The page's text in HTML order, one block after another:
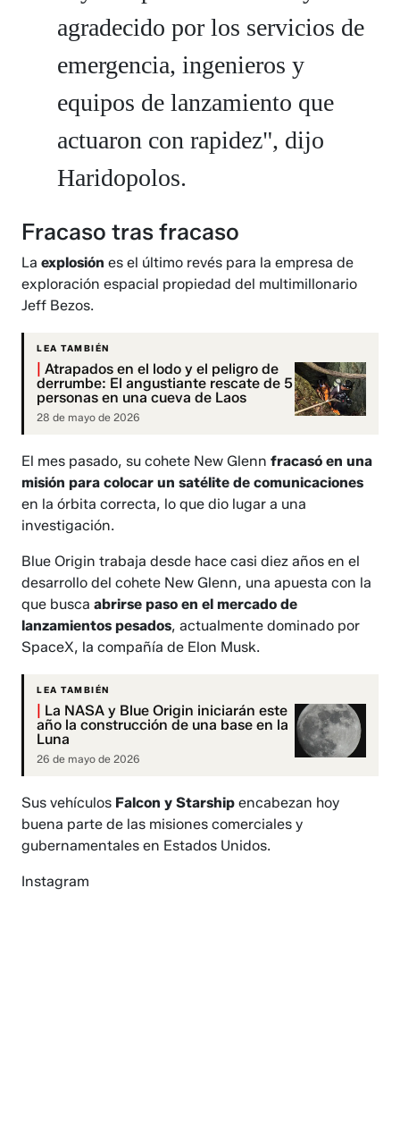
agradecido por los servicios de
emergencia, ingenieros y
equipos de lanzamiento que
actuaron con rapidez", dijo
Haridopolos.
Fracaso tras fracaso
Laexplosiónes el último revés para la empresa de
exploración espacial propiedad del multimillonario
Jeff Bezos.
LEA TAMBIÉN
Atrapados en el lodo y el peligro de
derrumbe: El angustiante rescate de 5
personas en una cueva de Laos
28 de mayo de 2026
El mes pasado, su cohete New Glenn fracasó en una
misión para colocar un satélite de comunicaciones
en la órbita correcta, lo que dio lugar a una
investigación.
Blue Origin trabaja desde hace casi diez años en el
desarrollo del cohete New Glenn, una apuesta con la
que buscaabrirse paso en el mercado de
lanzamientos pesados, actualmente dominado por
SpaceX, la compañía de Elon Musk.
LEA TAMBIÉN
La NASA y Blue Origin iniciarán este
año la construcción de una base en la
Luna
26 de mayo de 2026
Sus vehículos Falcon y Starship encabezan hoy
buena parte de las misiones comerciales y
gubernamentales en Estados Unidos.
Instagram